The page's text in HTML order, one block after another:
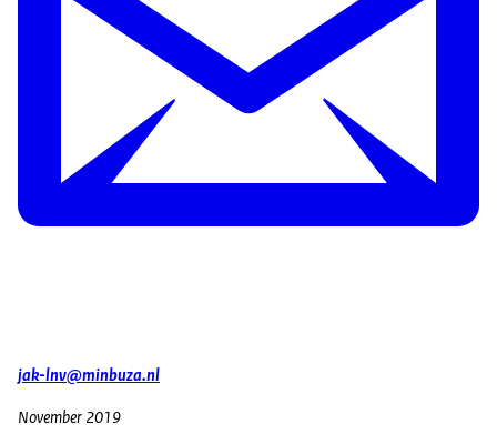
jak-lnv@minbuza.nl
November 2019